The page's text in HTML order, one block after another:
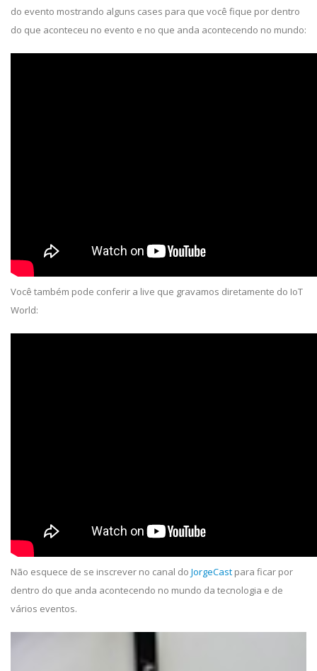
do evento mostrando alguns cases para que você fique por dentro
do que aconteceu no evento e no que anda acontecendo no mundo:
Você também pode conferir a live que gravamos diretamente do IoT
World:
Não esquece de se inscrever no canal do JorgeCast para ficar por
dentro do que anda acontecendo no mundo da tecnologia e de
vários eventos.